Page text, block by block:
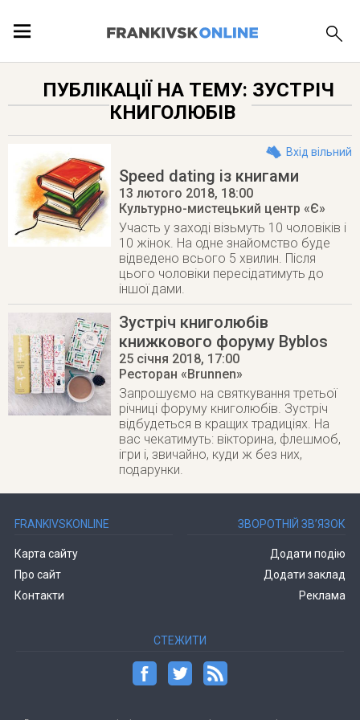
ПУБЛІКАЦІЇ
ПУБЛІКАЦІЇ НА ТЕМУ: ЗУСТРІЧ
КНИГОЛЮБІВ
Вхід вільний
Speed dating із книгами
13 лютого 2018, 18:00
Культурно-мистецький центр «Є»
Участь у заході візьмуть 10 чоловіків і
10 жінок. На одне знайомство буде
відведено всього 5 хвилин. Після
цього чоловіки пересідатимуть до
іншої дами.
Зустріч книголюбів
книжкового форуму Byblos
25 січня 2018, 17:00
Ресторан «Brunnen»
Запрошуємо на святкування третьої
річниці форуму книголюбів. Зустріч
відбудеться в кращих традиціях. На
вас чекатимуть: вікторина, флешмоб,
ігри і, звичайно, куди ж без них,
подарунки.
FRANKIVSKONLINE
Карта сайту
Про сайт
Контакти
ЗВОРОТНІЙ ЗВ’ЯЗОК
Додати подію
Додати заклад
Реклама
СТЕЖИТИ